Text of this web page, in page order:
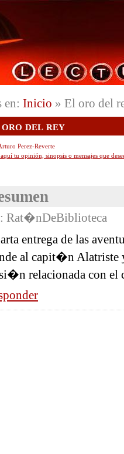
en: Inicio » El oro del
del rey
Perez-Reverte
tu opinión, sinopsis o mensajes que
Rat�nDeBiblioteca
entrega de las
al capit�n Alatriste
relacionada con el